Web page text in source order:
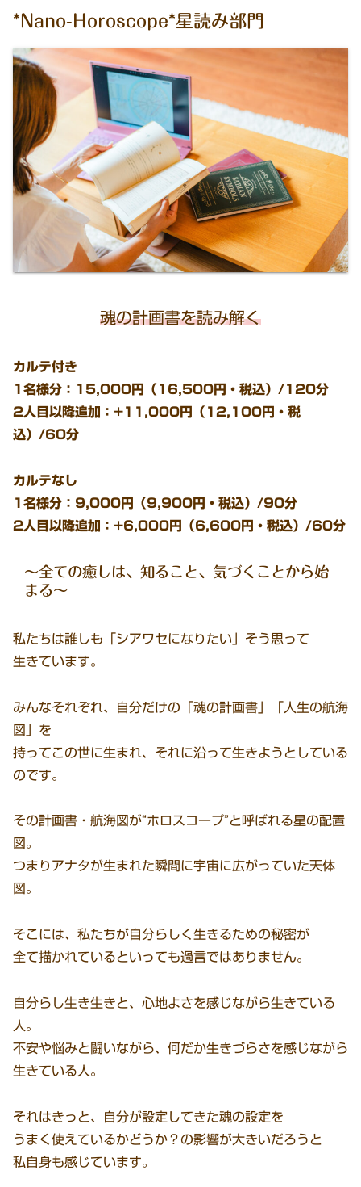
*Nano-Horoscope*星読み部門
魂の計画書を読み解く
カルテ付き
1名様分：15,000円（16,500円・税込）/120分
2人目以降追加：+11,000円（12,100円・税
込）/60分
カルテなし
1名様分：9,000円（9,900円・税込）/90分
2人目以降追加：+6,000円（6,600円・税込）/60分
～全ての癒しは、知ること、気づくことから始
まる～
私たちは誰しも「シアワセになりたい」そう思って
生きています。
みんなそれぞれ、自分だけの「魂の計画書」「人生の航海
図」を
持ってこの世に生まれ、それに沿って生きようとしている
のです。
その計画書・航海図が“ホロスコープ”と呼ばれる星の配置
図。
つまりアナタが生まれた瞬間に宇宙に広がっていた天体
図。
そこには、私たちが自分らしく生きるための秘密が
全て描かれているといっても過言ではありません。
自分らし生き生きと、心地よさを感じながら生きている
人。
不安や悩みと闘いながら、何だか生きづらさを感じながら
生きている人。
それはきっと、自分が設定してきた魂の設定を
うまく使えているかどうか？の影響が大きいだろうと
私自身も感じています。